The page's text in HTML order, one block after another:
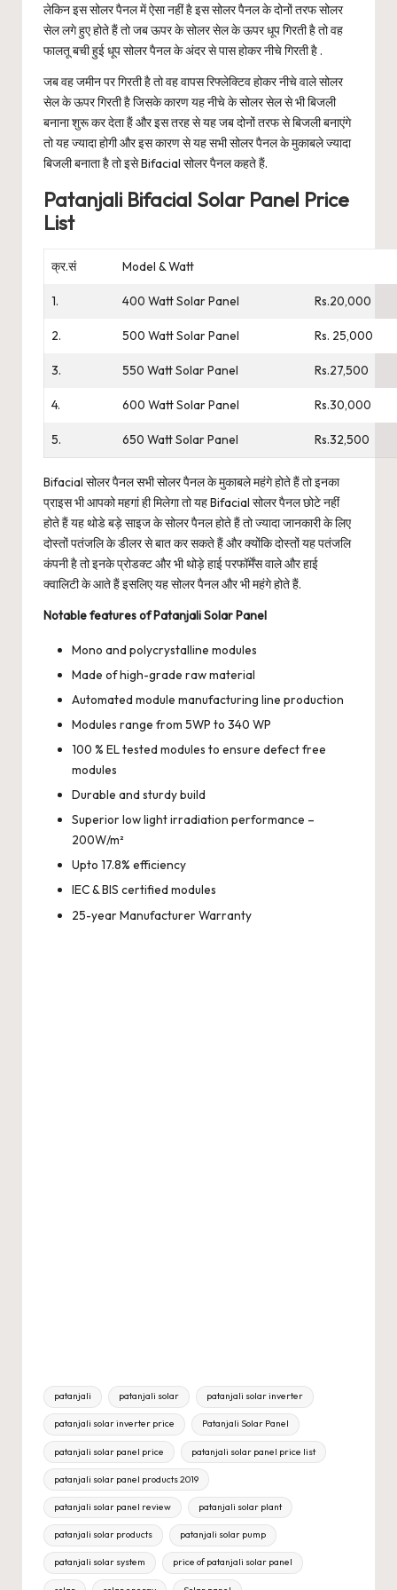
लेकिन इस सोलर पैनल में ऐसा नहीं है इस सोलर पैनल के दोनों तरफ सोलर
सेल लगे हुए होते हैं तो जब ऊपर के सोलर सेल के ऊपर धूप गिरती है तो वह
फालतू बची हुई धूप सोलर पैनल के अंदर से पास होकर नीचे गिरती है .
जब वह जमीन पर गिरती है तो वह वापस रिफ्लेक्टिव होकर नीचे वाले सोलर
सेल के ऊपर गिरती है जिसके कारण यह नीचे के सोलर सेल से भी बिजली
बनाना शुरू कर देता हैं और इस तरह से यह जब दोनों तरफ से बिजली बनाएंगे
तो यह ज्यादा होगी और इस कारण से यह सभी सोलर पैनल के मुकाबले ज्यादा
बिजली बनाता है तो इसे Bifacial सोलर पैनल कहते हैं.
Patanjali Bifacial Solar Panel Price
List
क्र.सं Model & Watt
1. 400 Watt Solar Panel Rs.20,000
2. 500 Watt Solar Panel Rs. 25,000
3. 550 Watt Solar Panel Rs.27,500
4. 600 Watt Solar Panel Rs.30,000
5. 650 Watt Solar Panel Rs.32,500
Bifacial सोलर पैनल सभी सोलर पैनल के मुकाबले महंगे होते हैं तो इनका
प्राइस भी आपको महगां ही मिलेगा तो यह Bifacial सोलर पैनल छोटे नहीं
होते हैं यह थोडे बड़े साइज के सोलर पैनल होते हैं तो ज्यादा जानकारी के लिए
दोस्तों पतंजलि के डीलर से बात कर सकते हैं और क्योंकि दोस्तों यह पतंजलि
कंपनी है तो इनके प्रोडक्ट और भी थोड़े हाई परफॉर्मेंस वाले और हाई
क्वालिटी के आते हैं इसलिए यह सोलर पैनल और भी महंगे होते हैं.
Notable features of Patanjali Solar Panel
Mono and polycrystalline modules
Made of high-grade raw material
Automated module manufacturing line production
Modules range from 5WP to 340 WP
100 % EL tested modules to ensure defect free
modules
Durable and sturdy build
Superior low light irradiation performance –
200W/m²
Upto 17.8% efficiency
IEC & BIS certified modules
25-year Manufacturer Warranty
Tags:
patanjali patanjali solar patanjali solar inverter
patanjali solar inverter price Patanjali Solar Panel
patanjali solar panel price patanjali solar panel price list
patanjali solar panel products 2019
patanjali solar panel review patanjali solar plant
patanjali solar products patanjali solar pump
patanjali solar system price of patanjali solar panel